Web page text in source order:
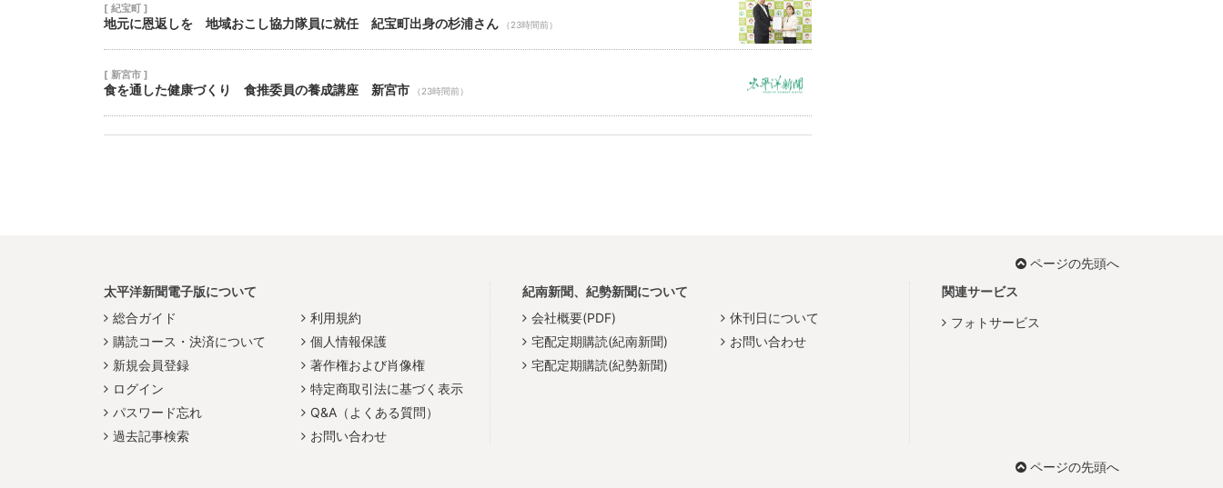
[ 紀宝町 ]
地元に恩返しを 地域おこし協力隊員に就任 紀宝町出身の杉浦さん （23時間前）
[ 新宮市 ]
食を通した健康づくり 食推委員の養成講座 新宮市 （23時間前）
ページの先頭へ
太平洋新聞電子版について
総合ガイド
購読コース・決済について
新規会員登録
ログイン
パスワード忘れ
過去記事検索
利用規約
個人情報保護
著作権および肖像権
特定商取引法に基づく表示
Q&A（よくある質問）
お問い合わせ
紀南新聞、紀勢新聞について
会社概要(PDF)
宅配定期購読(紀南新聞)
宅配定期購読(紀勢新聞)
休刊日について
お問い合わせ
関連サービス
フォトサービス
ページの先頭へ